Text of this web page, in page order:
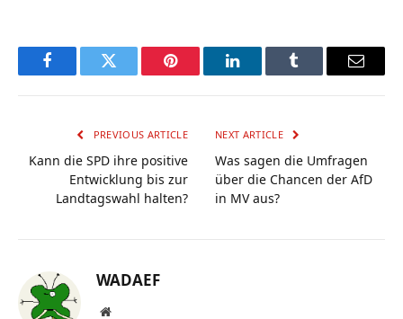
FacebookTwitter Pinterest LinkedInTumblr Email
PREVIOUS ARTICLE
Kann die SPD ihre positive
Entwicklung bis zur
Landtagswahl halten?
NEXT ARTICLE
Was sagen die Umfragen
über die Chancen der AfD
in MV aus?
WADAEF
Website